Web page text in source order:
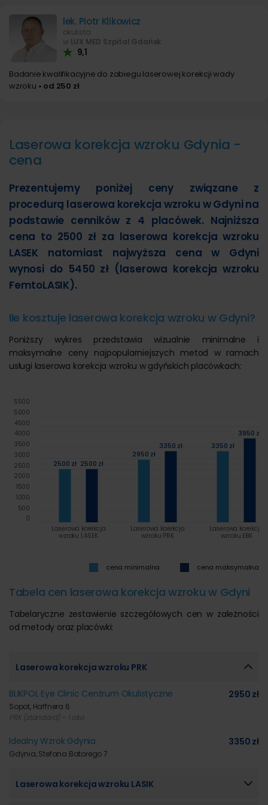
lek. Piotr Klikowicz
okulista
w LUX MED Szpital Gdańsk
9,1
Badanie kwalifikacyjne do zabiegu laserowej korekcji wady
wzroku • od 250 zł
Laserowa korekcja wzroku Gdynia -
cena
Prezentujemy poniżej ceny związane z
procedurą laserowa korekcja wzroku w Gdyni na
podstawie cenników z 4 placówek. Najniższa
cena to 2500 zł za laserowa korekcja wzroku
LASEK natomiast najwyższa cena w Gdyni
wynosi do 5450 zł (laserowa korekcja wzroku
FemtoLASIK).
Ile kosztuje laserowa korekcja wzroku w Gdyni?
Poniższy wykres przedstawia wizualnie minimalne i
maksymalne ceny najpopularniejszych metod w ramach
usługi laserowa korekcja wzroku w gdyńskich placówkach:
2500 zł
2950 zł
3350 zł
2500 zł
3350 zł
3950 zł
Laserowa korekcja
wzroku LASEK
Laserowa korekcja
wzroku PRK
Laserowa korekcja
wzroku EBK
0
500
1000
1500
2000
2500
3000
3500
4000
4500
5000
5500
cena minimalna cena maksymalna
Tabela cen laserowa korekcja wzroku w Gdyni
Tabelaryczne zestawienie szczegółowych cen w zależności
od metody oraz placówki:
Laserowa korekcja wzroku PRK
BLIKPOL Eye Clinic Centrum Okulistyczne
Sopot, Haffnera 6
PRK (standard) - 1 oko
2950 zł
Idealny Wzrok Gdynia
Gdynia, Stefana Batorego 7
3350 zł
Laserowa korekcja wzroku LASIK